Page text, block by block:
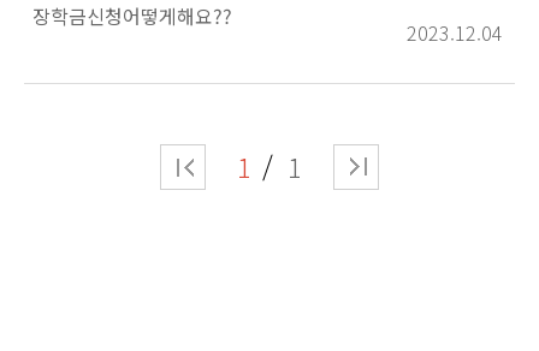
장학금신청어떻게해요??
2023.12.04
1 1